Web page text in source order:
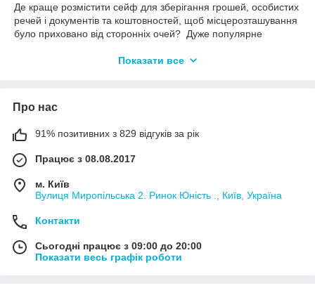
Де краще розмістити сейф для зберігання грошей, особистих
речей і документів та коштовностей, щоб місцерозташування
було приховано від сторонніх очей? Дуже популярне
призначений для зберігання грошей,
моделі сейфів в підлогу, стіни або меблі і вони будуть
непомітні людям що потрапили в приміщення. Свою
популярність вони отримали завдяки своїм зломостійким
якостям, а також компактним розмірам і можливостям
маскування. Вартість сталевого товстостінного сейфа який
має високий клас взломостойкості досить дорога, тоді як
вбудований сейф дозволить виконати ті ж функції за набагато
меншу ціну. Завдяки продуманій конструкції монтаж сейфа в
схованку сховавши його під картиною), а так само
порушуючи його як при варіанті з іншими типами сейфів.
Як правильно вибрати вбудований в стіну/
Показати все
Про нас
91% позитивних з 829 відгуків за рік
Працює з 08.08.2017
м. Київ
Вулиця Миропільська 2. Ринок Юність ., Київ, Україна
Контакти
Сьогодні працює з 09:00 до 20:00
Показати весь графік роботи